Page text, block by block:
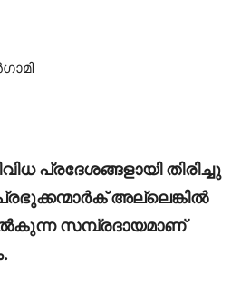
പ്രദേശങ്ങളായി തിരിച്ചു
അല്ലെങ്കിൽ
സമ്പ്രദായമാണ്